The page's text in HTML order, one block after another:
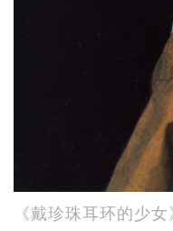
《戴珍珠耳环的少